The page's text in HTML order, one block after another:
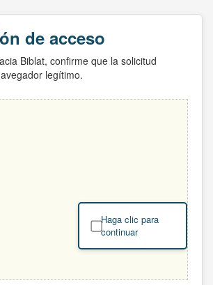
de acceso
Biblat, confirme que la solicitud
legítimo.
Haga clic para
continuar